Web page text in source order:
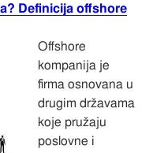
Definicija offshore
Offshore
kompanija je
firma osnovana u
drugim državama
koje pružaju
poslovne i